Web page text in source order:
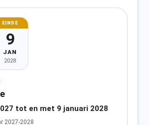
EINDE
9
JAN
2028
tot en met 9 januari 2028
2027-2028